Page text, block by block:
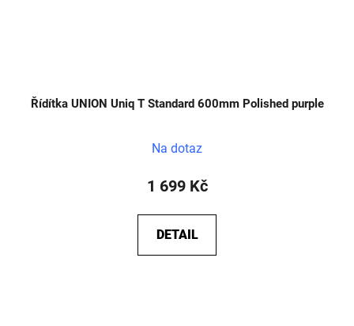
Řídítka UNION Uniq T Standard 600mm Polished purple
Na dotaz
1 699 Kč
DETAIL